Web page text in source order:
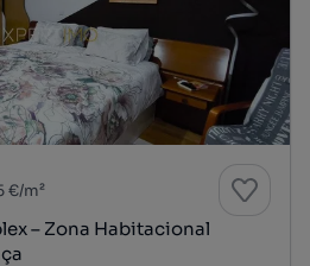
€/m²
– Zona Habitacional